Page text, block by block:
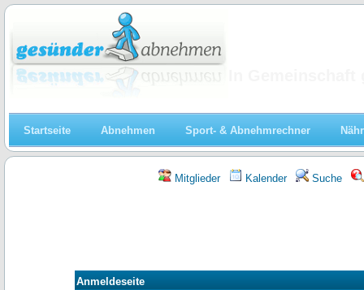
Startseite Abnehmen Sport- & Abnehmrechner
Mitglieder Kalender Suche
Anmeldeseite